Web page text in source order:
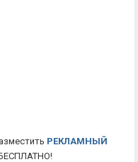
РЕКЛАМНЫЙ